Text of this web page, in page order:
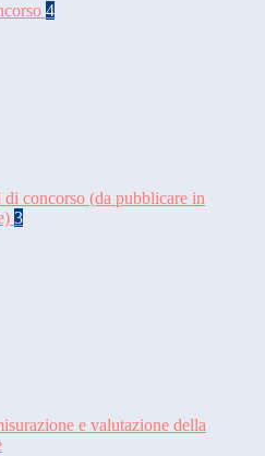
4
di concorso (da pubblicare in
3
e valutazione della